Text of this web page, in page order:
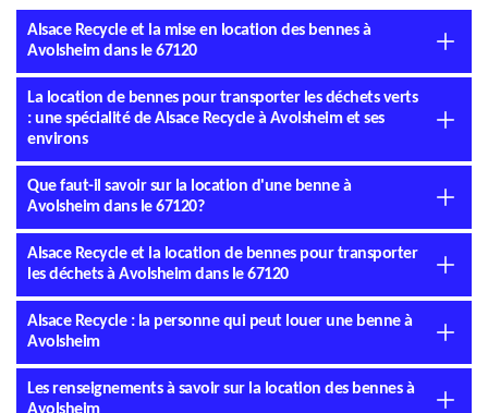
Alsace Recycle et la mise en location des bennes à
Avolsheim dans le 67120
La location de bennes pour transporter les déchets verts
: une spécialité de Alsace Recycle à Avolsheim et ses
environs
Que faut-il savoir sur la location d'une benne à
Avolsheim dans le 67120?
Alsace Recycle et la location de bennes pour transporter
les déchets à Avolsheim dans le 67120
Alsace Recycle : la personne qui peut louer une benne à
Avolsheim
Les renseignements à savoir sur la location des bennes à